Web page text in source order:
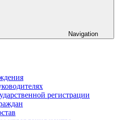
Navigation
регистрации